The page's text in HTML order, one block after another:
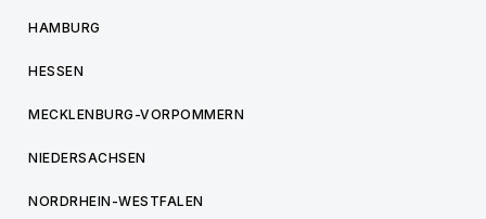
HAMBURG
HESSEN
MECKLENBURG-VORPOMMERN
NIEDERSACHSEN
NORDRHEIN-WESTFALEN